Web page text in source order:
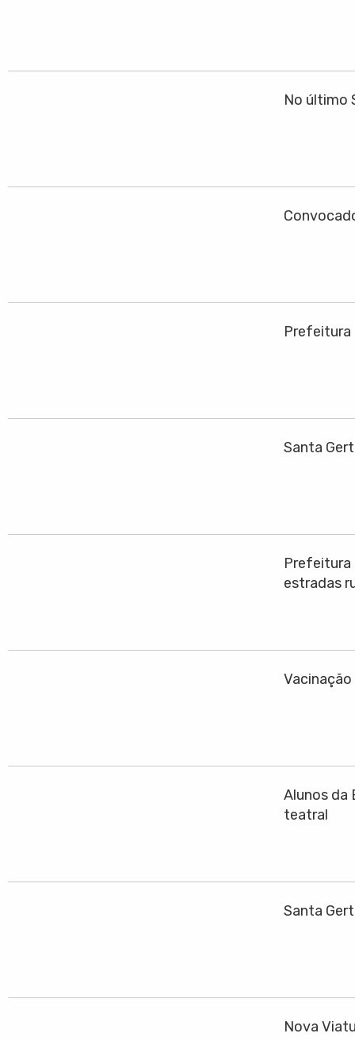
No último
Prefeitura
Santa
Prefeitura
estradas
Alunos da
teatral
Santa
Nova